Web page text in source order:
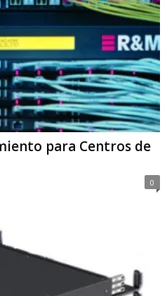
para Centros de
0